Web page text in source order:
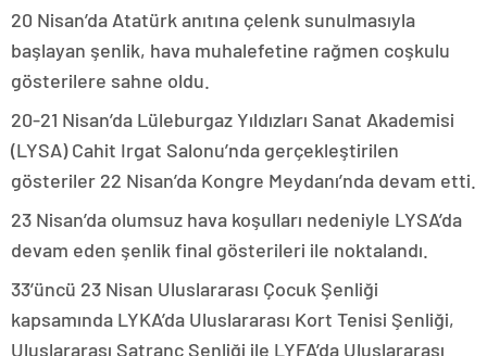
20 Nisan’da Atatürk anıtına çelenk sunulmasıyla
başlayan şenlik, hava muhalefetine rağmen coşkulu
gösterilere sahne oldu.
20-21 Nisan’da Lüleburgaz Yıldızları Sanat Akademisi
(LYSA) Cahit Irgat Salonu’nda gerçekleştirilen
gösteriler 22 Nisan’da Kongre Meydanı’nda devam etti.
23 Nisan’da olumsuz hava koşulları nedeniyle LYSA’da
devam eden şenlik final gösterileri ile noktalandı.
33’üncü 23 Nisan Uluslararası Çocuk Şenliği
kapsamında LYKA’da Uluslararası Kort Tenisi Şenliği,
Uluslararası Satranç Şenliği ile LYFA’da Uluslararası